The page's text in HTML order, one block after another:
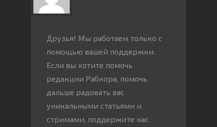
Друзья! Мы работаем только с
помощью вашей поддержки.
Если вы хотите помочь
редакции Рабкора, помочь
дальше радовать вас
уникальными статьями и
стримами, поддержите нас